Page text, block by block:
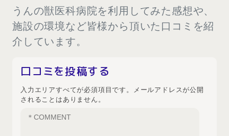
うんの獣医科病院を利用してみた感想や、
施設の環境など皆様から頂いた口コミを紹
介しています。
口コミを投稿する
入力エリアすべてが必須項目です。メールアドレスが公開
されることはありません。